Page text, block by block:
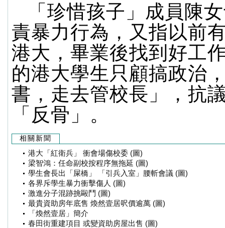
「珍惜孩子」成員陳
責暴力行為，又指以前
港大，畢業後找到好工
的港大學生只顧搞政治
書，走去管校長」，抗
「反骨」。
相關新聞
港大「紅衛兵」 衝會場傷校委 (圖)
梁智鴻：任命副校按程序無拖延 (圖)
學生會長出「屎橋」 「引兵入室」腰斬會議 (圖)
各界斥學生暴力衝擊傷人 (圖)
激進分子混跡挑毆鬥 (圖)
最貴資助房年底售 煥然壹居呎價逾萬 (圖)
「煥然壹居」簡介
春田街重建項目 或變資助房屋出售 (圖)